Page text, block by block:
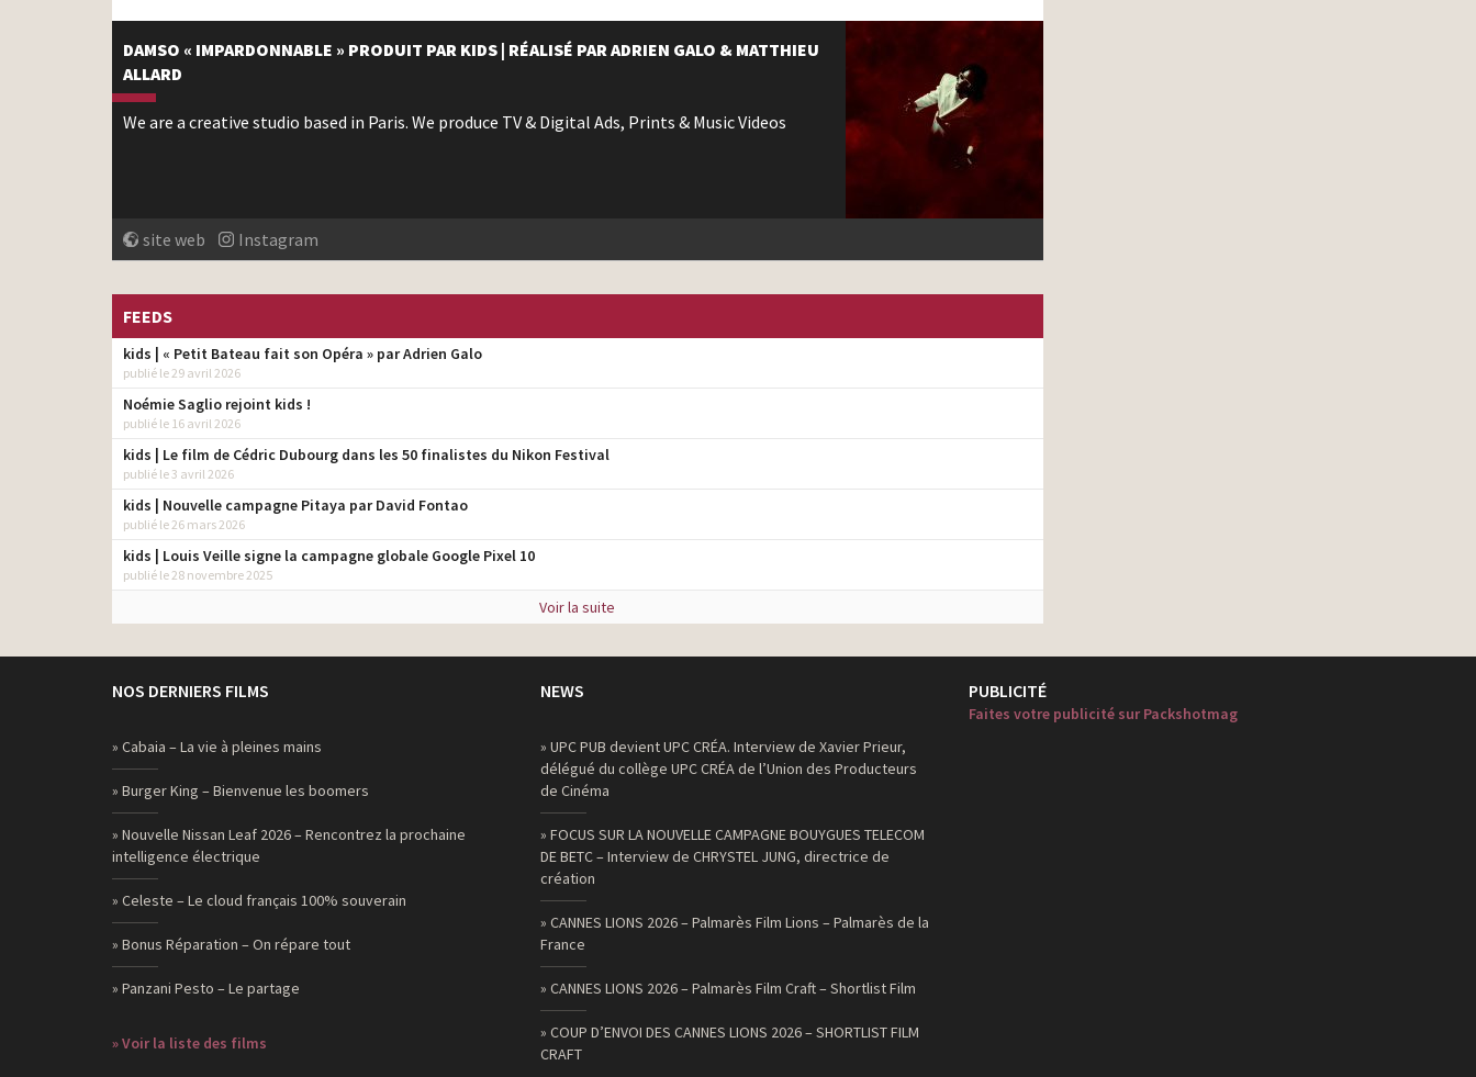
DAMSO « IMPARDONNABLE » PRODUIT PAR KIDS | RÉALISÉ PAR ADRIEN GALO & MATTHIEU
ALLARD
We are a creative studio based in Paris. We produce TV & Digital Ads, Prints & Music Videos
site web Instagram
FEEDS
kids | « Petit Bateau fait son Opéra » par Adrien Galo
publié le 29 avril 2026
Noémie Saglio rejoint kids !
publié le 16 avril 2026
kids | Le film de Cédric Dubourg dans les 50 finalistes du Nikon Festival
publié le 3 avril 2026
kids | Nouvelle campagne Pitaya par David Fontao
publié le 26 mars 2026
kids | Louis Veille signe la campagne globale Google Pixel 10
publié le 28 novembre 2025
Voir la suite
NOS DERNIERS FILMS
» Cabaia – La vie à pleines mains
» Burger King – Bienvenue les boomers
» Nouvelle Nissan Leaf 2026 – Rencontrez la prochaine
intelligence électrique
» Celeste – Le cloud français 100% souverain
» Bonus Réparation – On répare tout
» Panzani Pesto – Le partage
» Voir la liste des films
NEWS
» UPC PUB devient UPC CRÉA. Interview de Xavier Prieur,
délégué du collège UPC CRÉA de l’Union des Producteurs
de Cinéma
» FOCUS SUR LA NOUVELLE CAMPAGNE BOUYGUES TELECOM
DE BETC – Interview de CHRYSTEL JUNG, directrice de
création
» CANNES LIONS 2026 – Palmarès Film Lions – Palmarès de la
France
» CANNES LIONS 2026 – Palmarès Film Craft – Shortlist Film
» COUP D’ENVOI DES CANNES LIONS 2026 – SHORTLIST FILM
CRAFT
PUBLICITÉ
Faites votre publicité sur Packshotmag